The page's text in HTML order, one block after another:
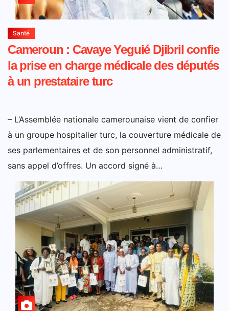
Santé
Cameroun : Cavaye Yeguié Djibril confie
la prise en charge médicale des députés
à un prestataire turc
– L’Assemblée nationale camerounaise vient de confier
à un groupe hospitalier turc, la couverture médicale de
ses parlementaires et de son personnel administratif,
sans appel d’offres. Un accord signé à…